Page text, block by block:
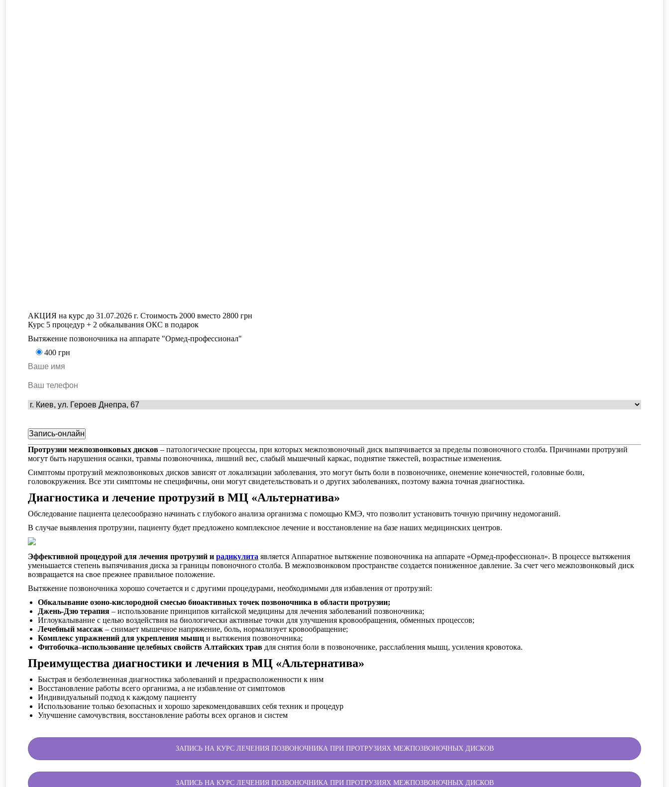
АКЦИЯ на курс до 31.07.2026 г. Стоимость 2000 вместо 2800 грн
Курс 5 процедур + 2 обкалывания ОКС в подарок
Вытяжение позвоночника на аппарате "Ормед-профессионал"
400 грн
Протрузии межпозвонковых дисков – патологические процессы, при которых межпозвоночный диск выпячивается за пределы позвоночного столба. Причинами протрузий
могут быть нарушения осанки, травмы позвоночника, лишний вес, слабый мышечный каркас, поднятие тяжестей, возрастные изменения.
Симптомы протрузий межпозвонковых дисков зависят от локализации заболевания, это могут быть боли в позвоночнике, онемение конечностей, головные боли,
головокружения. Все эти симптомы не специфичны, они могут свидетельствовать и о других заболеваниях, поэтому важна точная диагностика.
Диагностика и лечение протрузий в МЦ «Альтернатива»
Обследование пациента целесообразно начинать с глубокого анализа организма с помощью КМЭ, что позволит установить точную причину недомоганий.
В случае выявления протрузии, пациенту будет предложено комплексное лечение и восстановление на базе наших медицинских центров.
Эффективной процедурой для лечения протрузий и радикулита является Аппаратное вытяжение позвоночника на аппарате «Ормед-профессионал». В процессе вытяжения
уменьшается степень выпячивания диска за границы повоночного столба. В межпозвонковом пространстве создается пониженное давление. За счет чего межпозвонковый диск
возвращается на свое прежнее правильное положение.
Вытяжение позвоночника хорошо сочетается и с другими процедурами, необходимыми для избавления от протрузий:
Обкалывание озоно-кислородной смесью биоактивных точек позвоночника в области протрузии;
Джень-Дзю терапия – использование принципов китайской медицины для лечения заболеваний позвоночника;
Иглоукалывание с целью воздействия на биологически активные точки для улучшения кровообращения, обменных процессов;
Лечебный массаж – снимает мышечное напряжение, боль, нормализует кровообращение;
Комплекс упражнений для укрепления мышц и вытяжения позвоночника;
Фитобочка–использование целебных свойств Алтайских трав для снятия боли в позвоночнике, расслабления мышц, усиления кровотока.
Преимущества диагностики и лечения в МЦ «Альтернатива»
Быстрая и безболезненная диагностика заболеваний и предрасположенности к ним
Восстановление работы всего организма, а не избавление от симптомов
Индивидуальный подход к каждому пациенту
Использование только безопасных и хорошо зарекомендовавших себя техник и процедур
Улучшение самочувствия, восстановление работы всех органов и систем
ЗАПИСЬ НА КУРС ЛЕЧЕНИЯ ПОЗВОНОЧНИКА ПРИ ПРОТРУЗИЯХ МЕЖПОЗВОНОЧНЫХ ДИСКОВ
ЗАПИСЬ НА КУРС ЛЕЧЕНИЯ ПОЗВОНОЧНИКА ПРИ ПРОТРУЗИЯХ МЕЖПОЗВОНОЧНЫХ ДИСКОВ